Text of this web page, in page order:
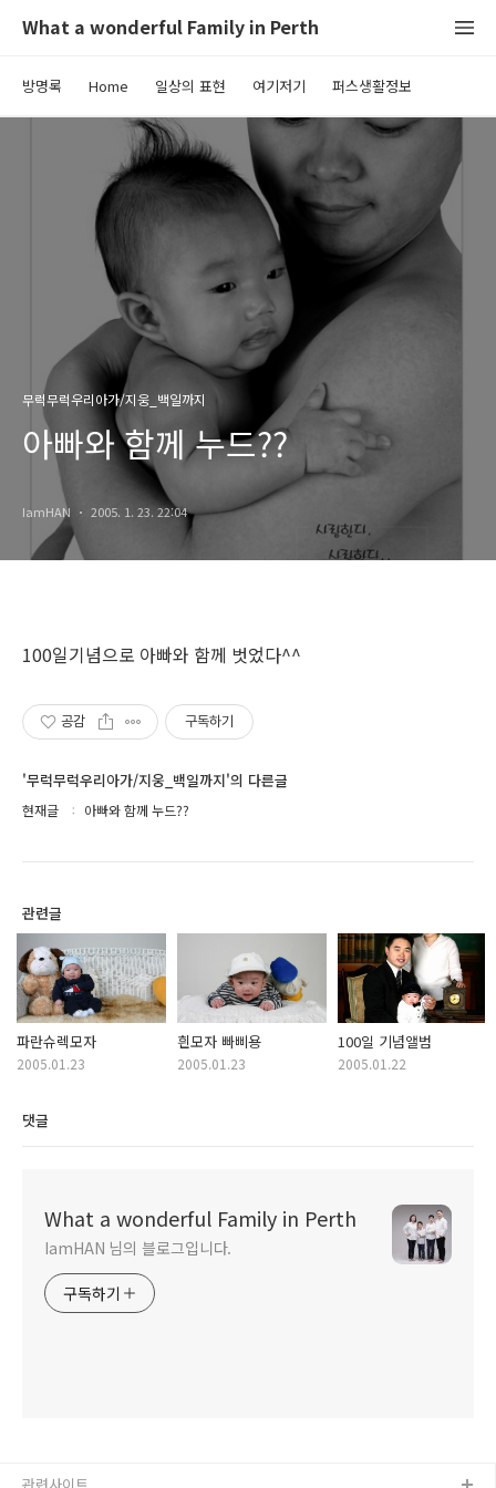
What a wonderful Family in Perth
방명록 Home 일상의 표현 여기저기 퍼스생활정보
무럭무럭우리아가/지웅_백일까지
아빠와 함께 누드??
IamHAN 2005. 1. 23. 22:04
100일기념으로 아빠와 함께 벗었다^^
공감 구독하기
'무럭무럭우리아가/지웅_백일까지'의 다른글
현재글 아빠와 함께 누드??
관련글
파란슈렉모자
2005.01.23
흰모자 빠삐용
2005.01.23
100일 기념앨범
2005.01.22
댓글
What a wonderful Family in Perth
IamHAN 님의 블로그입니다.
구독하기